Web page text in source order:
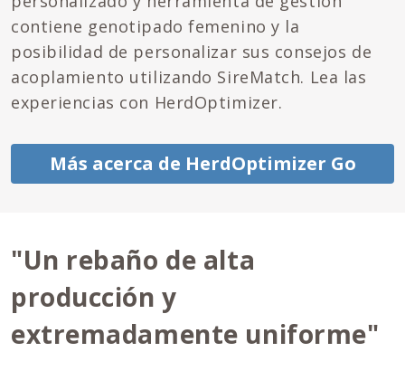
contiene genotipado femenino y la
posibilidad de personalizar sus consejos de
acoplamiento utilizando SireMatch. Lea las
experiencias con HerdOptimizer.
Más acerca de HerdOptimizer Go
"Un rebaño de alta
producción y
extremadamente uniforme"